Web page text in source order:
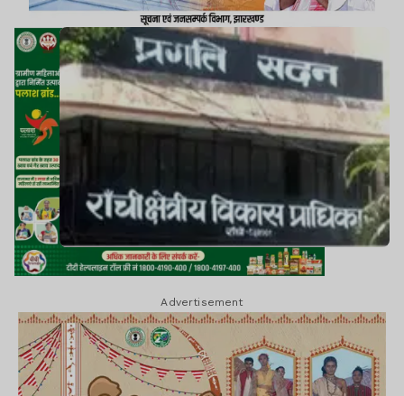
Advertisement